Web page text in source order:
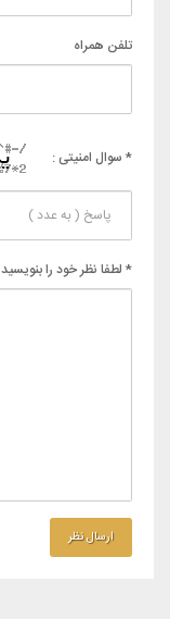
تلفن همراه
* سوال امنیتی :
* لطفا نظر خود را بنویسید